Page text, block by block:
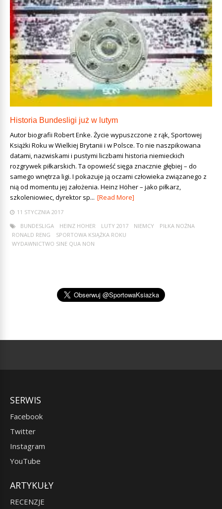
Historia Bundesligi już w lutym
Autor biografii Robert Enke. Życie wypuszczone z rąk, Sportowej
Książki Roku w Wielkiej Brytanii i w Polsce. To nie naszpikowana
datami, nazwiskami i pustymi liczbami historia niemieckich
rozgrywek piłkarskich. Ta opowieść sięga znacznie głębiej – do
samego wnętrza ligi. I pokazuje ją oczami człowieka związanego z
nią od momentu jej założenia. Heinz Höher – jako piłkarz,
szkoleniowiec, dyrektor sp... [Read More]
11 STYCZNIA 2017
BUNDESLIGA
HEINZ HOHER LUTY 2017 NIEMCY
PIŁKA NOŻNA
RONALD RENG
SPORTOWA KSIĄŻKA ROKU
WYDAWNICTWO SINE QUA NON
SERWIS
Facebook
Twitter
Instagram
YouTube
ARTYKUŁY
RECENZJE